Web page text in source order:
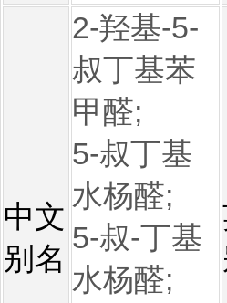
中文
别名
2-羟基-5-
叔丁基苯
甲醛;
5-叔丁基
水杨醛;
5-叔-丁基
水杨醛;